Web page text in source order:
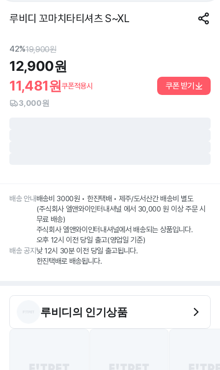
루비디 꼬마치타티셔츠 S~XL
42%19,900원
12,900원
11,481원쿠폰적용시 쿠폰 받기
3,000원
배송 안내배송비 3000원 • 한진택배 • 제주/도서산간 배송비 별도
(주식회사 엘앤와이인터내셔널 에서 30,000 원 이상 주문 시
무료 배송)
주식회사 엘앤와이인터내셔널에서 배송되는 상품입니다.
오후 12시 이전 당일 출고(영업일 기준)
배송 공지 낮 12시 30분 이전 당일 출고됩니다.
루비디의 인기상품